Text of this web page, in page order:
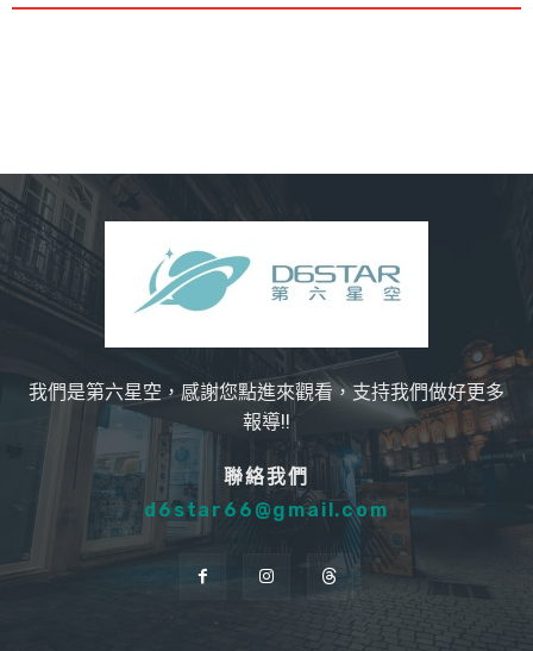
我們是第六星空，感謝您點進來觀看，支持我們做好更多
報導!!
聯絡我們
d6star66@gmail.com